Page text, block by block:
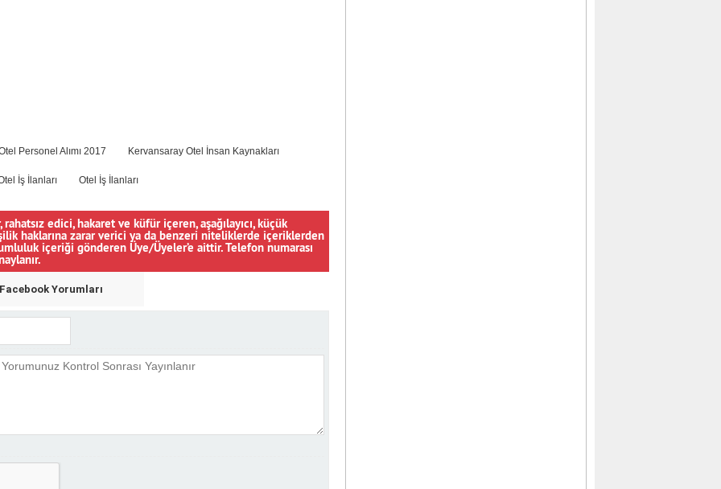
Personel Alımı 2017 Kervansaray Otel İnsan Kaynakları
İş İlanları Otel İş İlanları
edici, hakaret ve küfür içeren, aşağılayıcı, küçük
haklarına zarar verici ya da benzeri niteliklerde içeriklerden
içeriği gönderen Üye/Üyeler’e aittir. Telefon numarası
Facebook Yorumları